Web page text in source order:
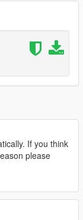
If you think
please